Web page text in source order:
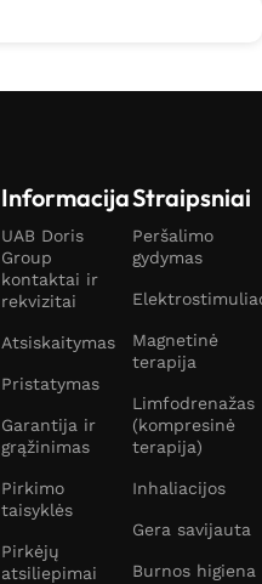
Informacija
UAB Doris
Group
kontaktai ir
rekvizitai
Atsiskaitymas
Pristatymas
Garantija ir
grąžinimas
Pirkimo
taisyklės
Pirkėjų
atsiliepimai
Straipsniai
Peršalimo
gydymas
Magnetinė
terapija
Limfodrenažas
(kompresinė
terapija)
Inhaliacijos
Gera savijauta
Burnos higiena